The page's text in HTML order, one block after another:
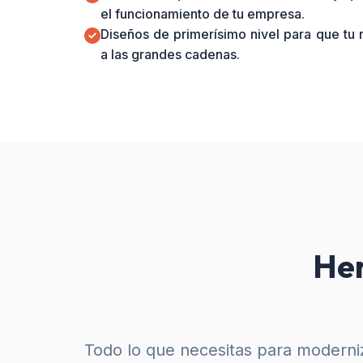
el funcionamiento de tu empresa.
Diseños de primerísimo nivel para que
a las grandes cadenas.
Todo lo que necesitas para